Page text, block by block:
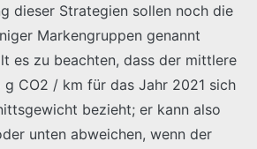
dieser Strategien sollen noch die
Markengruppen genannt
es zu beachten, dass der mittlere
CO2 / km für das Jahr 2021 sich
bezieht; er kann also
unten abweichen, wenn der